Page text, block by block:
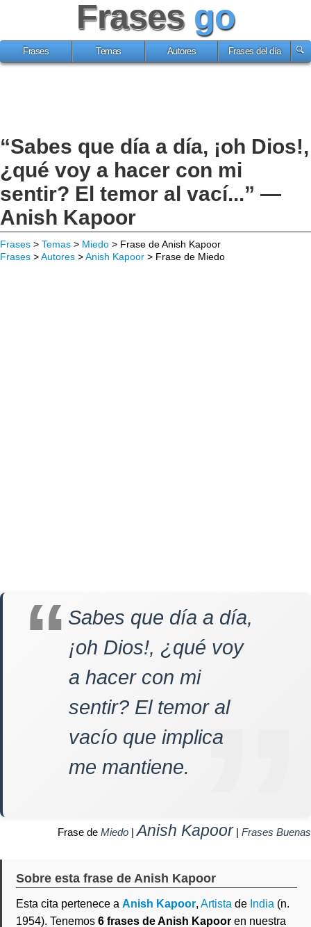
Frases go
Frases Temas Autores Frases del día
“Sabes que día a día, ¡oh Dios!,
¿qué voy a hacer con mi
sentir? El temor al vací...” —
Anish Kapoor
Frases > Temas > Miedo > Frase de Anish Kapoor
Frases >Autores >Anish Kapoor > Frase de Miedo
Sabes que día a día,
¡oh Dios!, ¿qué voy
a hacer con mi
sentir? El temor al
vacío que implica
me mantiene.
Frase de Miedo |Anish Kapoor| Frases Buenas
Sobre esta frase de Anish Kapoor
Esta cita pertenece a Anish Kapoor, Artista de India (n.
1954). Tenemos 6 frases de Anish Kapoor en nuestra